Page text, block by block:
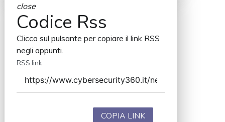
close
Codice Rss
Clicca sul pulsante per copiare il link RSS
negli appunti.
RSS link
COPIA LINK